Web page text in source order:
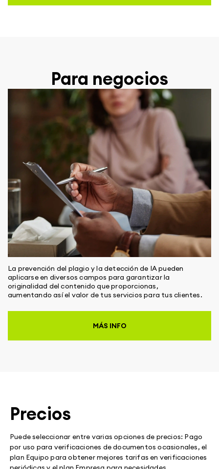
Para negocios
La prevención del plagio y la detección de IA pueden
aplicarse en diversos campos para garantizar la
originalidad del contenido que proporcionas,
aumentando así el valor de tus servicios para tus clientes.
MÁS INFO
Precios
Puede seleccionar entre varias opciones de precios: Pago
por uso para verificaciones de documentos ocasionales, el
plan Equipo para obtener mejores tarifas en verificaciones